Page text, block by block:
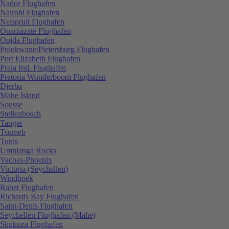
Nador Flughafen
Nairobi Flughafen
Nelspruit Flughafen
Ouarzazate Flughafen
Oujda Flughafen
Polokwane/Pietersburg Flughafen
Port Elizabeth Flughafen
Praia Intl. Flughafen
Pretoria Wonderboom Flughafen
Djerba
Mahe Island
Sousse
Stellenbosch
Tanger
Tsumeb
Tunis
Umhlanga Rocks
Vacoas-Phoenix
Victoria (Seychellen)
Windhoek
Rabat Flughafen
Richards Bay Flughafen
Saint-Denis Flughafen
Seychellen Flughafen (Mahe)
Skukuza Flughafen